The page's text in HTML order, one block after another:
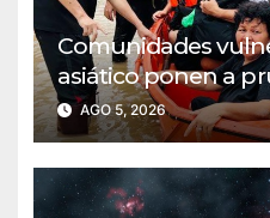
Comunidades
asiático ponen a
protocolos de
inundaciones
AGO 5, 2026